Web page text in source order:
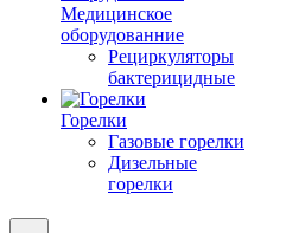
Медицинское
оборудованние
Рециркуляторы
бактерицидные
Горелки
Газовые горелки
Дизельные
горелки